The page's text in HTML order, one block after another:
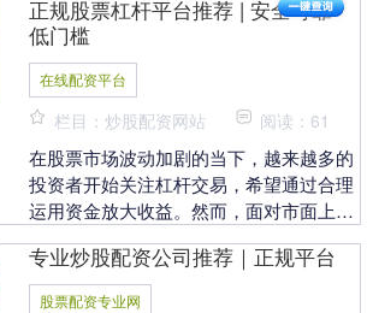
配资到底是....
正规股票杠杆平台推荐 | 安全可靠
低门槛
在线配资平台
栏目：炒股配资网站 阅读：61
在股票市场波动加剧的当下，越来越多的
投资者开始关注杠杆交易，希望通过合理
运用资金放大收益。然而，面对市面上众
多的杠杆平台，如何选择一家正规、安
全、低门槛的平台，....
专业炒股配资公司推荐｜正规平台
股票配资专业网